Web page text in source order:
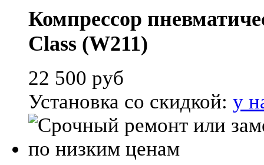
Компрессор
Class (W211)
22 500 руб
Установка со скидкой: у